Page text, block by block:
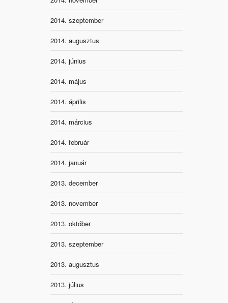
2014. szeptember
2014. augusztus
2014. június
2014. május
2014. április
2014. március
2014. február
2014. január
2013. december
2013. november
2013. október
2013. szeptember
2013. augusztus
2013. július